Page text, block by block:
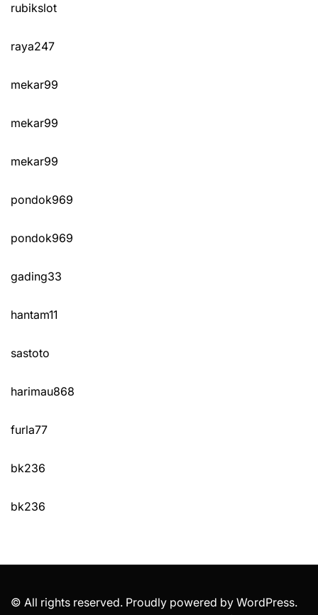
rubikslot
raya247
mekar99
mekar99
mekar99
pondok969
pondok969
gading33
hantam11
sastoto
harimau868
furla77
bk236
bk236
© All rights reserved. Proudly powered by WordPress.